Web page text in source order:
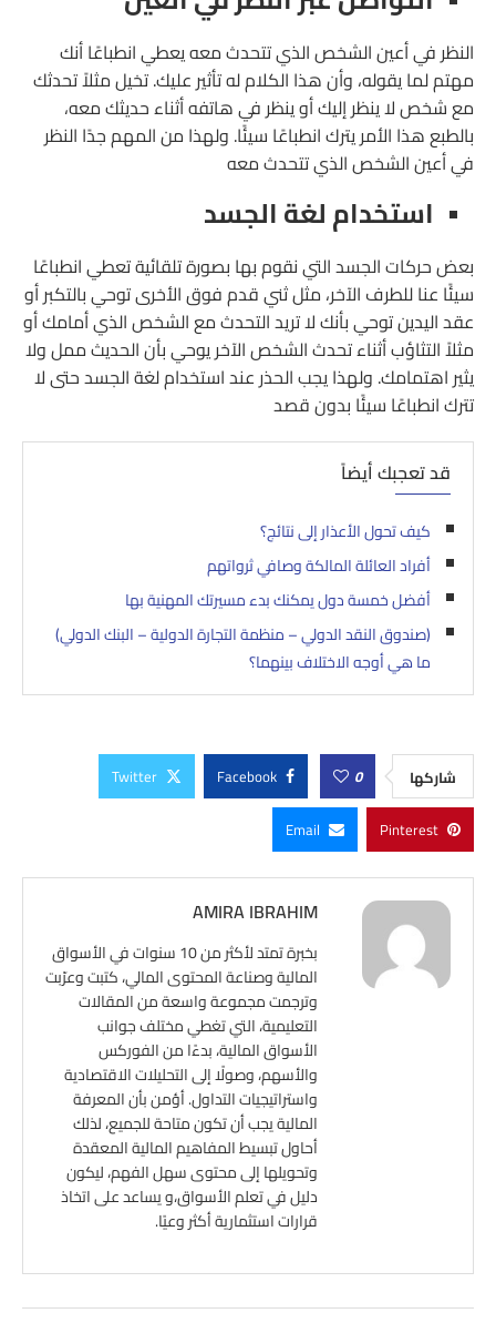
النظر في أعين الشخص الذي تتحدث معه يعطي انطباعًا أنك
مهتم لما يقوله، وأن هذا الكلام له تأثير عليك. تخيل مثلاً تحدثك
مع شخص لا ينظر إليك أو ينظر في هاتفه أثناء حديثك معه،
بالطبع هذا الأمر يترك انطباعًا سيئًا. ولهذا من المهم جدًا النظر
في أعين الشخص الذي تتحدث معه
استخدام لغة الجسد
بعض حركات الجسد التي نقوم بها بصورة تلقائية تعطي انطباعًا
سيئًا عنا للطرف الآخر، مثل ثني قدم فوق الأخرى توحي بالتكبر أو
عقد اليدين توحي بأنك لا تريد التحدث مع الشخص الذي أمامك أو
مثلاً التثاؤب أثناء تحدث الشخص الآخر يوحي بأن الحديث ممل ولا
يثير اهتمامك. ولهذا يجب الحذر عند استخدام لغة الجسد حتى لا
تترك انطباعًا سيئًا بدون قصد
قد تعجبك أيضاً
كيف تحول الأعذار إلى نتائج؟
أفراد العائلة المالكة وصافي ثرواتهم
أفضل خمسة دول يمكنك بدء مسيرتك المهنية بها
(صندوق النقد الدولي – منظمة التجارة الدولية – البنك الدولي)
ما هي أوجه الاختلاف بينهما؟
شاركها 0
Facebook
Twitter
Pinterest
Email
AMIRA IBRAHIM
بخبرة تمتد لأكثر من 10 سنوات في الأسواق
المالية وصناعة المحتوى المالي، كتبت وعرّبت
وترجمت مجموعة واسعة من المقالات
التعليمية، التي تغطي مختلف جوانب
الأسواق المالية، بدءًا من الفوركس
والأسهم، وصولًا إلى التحليلات الاقتصادية
واستراتيجيات التداول. أؤمن بأن المعرفة
المالية يجب أن تكون متاحة للجميع، لذلك
أحاول تبسيط المفاهيم المالية المعقدة
وتحويلها إلى محتوى سهل الفهم، ليكون
دليل في تعلم الأسواق،و يساعد على اتخاذ
قرارات استثمارية أكثر وعيًا.